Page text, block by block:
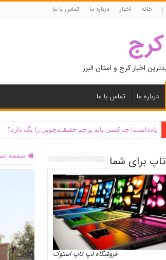
خانه اخبار درباره ما تماس با ما
کرج
اخبار کرج و استان البرز
درباره ما تماس با ما
یادداشت| ‌چه کسی باید پرچم حقیقت‌جویی را نگه دارد؟
صفحه برای شما
فروشگاه لپ تاپ استوک